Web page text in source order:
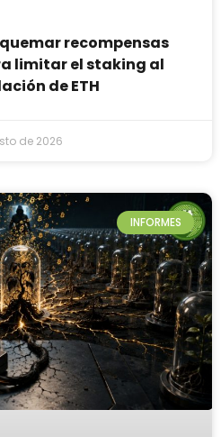
recompensas
limitar el staking al
de ETH
de 2026
INFORMES